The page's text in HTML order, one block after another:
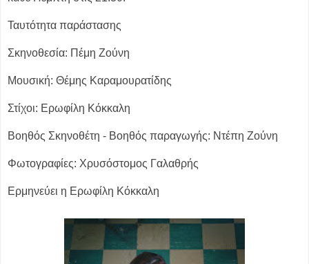
Ταυτότητα παράστασης
Σκηνοθεσία: Πέμη Ζούνη
Μουσική: Θέμης Καραμουρατίδης
Στίχοι: Ερωφίλη Κόκκαλη
Βοηθός Σκηνοθέτη - Βοηθός παραγωγής: Ντέπη Ζούνη
Φωτογραφίες: Χρυσόστομος Γαλαθρής
Ερμηνεύει η Ερωφίλη Κόκκαλη